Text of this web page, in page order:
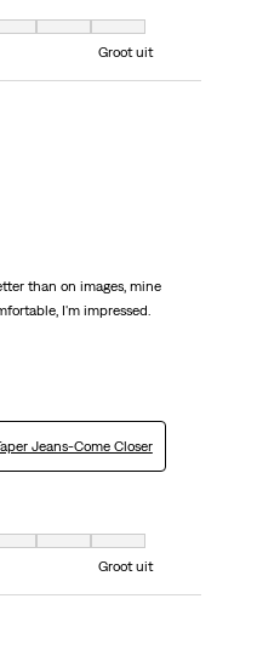
Klein uit en 7 gelijk is aan Groot uit
Groot uit
than on images, mine
I'm impressed.
Jeans-Come Closer
Klein uit en 7 gelijk is aan Groot uit
Groot uit